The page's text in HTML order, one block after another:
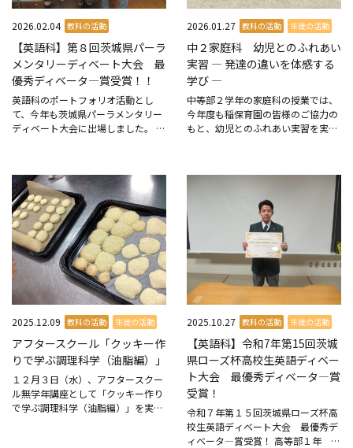
2026.02.04 教科の活動
【英語科】第８回茨城県パーラ
メンタリーディベート大会 最
優秀ディベータ―賞受賞！！
英語科のポートフォリオ活動とし
て、今年も茨城県パーラメンタリー
ディベート大会に出場しました。 ４
勝、高２チームが１勝と、善...
2026.01.27 教科の活動 生徒の活動
中２家庭科 幼児とのふれあい
実習 ― 発達の違いを体感する
学び ―
中等部２学年の家庭科の授業では、
今年度も稲保育園の皆様のご協力の
もと、幼児とのふれあい実習を実施
いただきました。 実習では、...
2025.12.09 教科の活動 生徒の活動
アフタースクール「クッキー作
りで学ぶ調理科学（油脂編）」
１２月３日（水）、アフタースクー
ル無学年講座として「クッキー作り
で学ぶ調理科学（油脂編）」を実施
2025.10.27 教科の活動 生徒の活動
【英語科】令和7年第15回茨城
県ローズ杯高校生英語ディベー
ト大会 最優秀ディベータ―賞
受賞！
令和７年第１５回茨城県ローズ杯高
校生英語ディベート大会 最優秀デ
ィベータ―賞受賞！ 高等部１年 Y.